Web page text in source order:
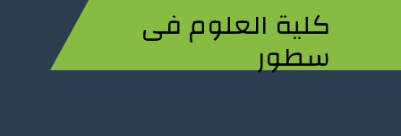
كلية العلوم فى
سطور